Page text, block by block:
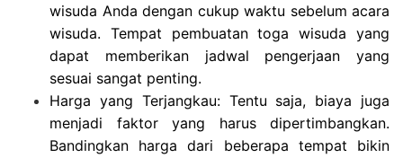
wisuda Anda dengan cukup waktu sebelum acara
wisuda. Tempat pembuatan toga wisuda yang
dapat memberikan jadwal pengerjaan yang
sesuai sangat penting.
Harga yang Terjangkau: Tentu saja, biaya juga
menjadi faktor yang harus dipertimbangkan.
Bandingkan harga dari beberapa tempat bikin